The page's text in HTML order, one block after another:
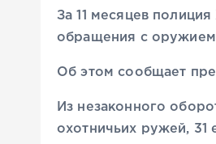
За 11 месяцев
обращения с
Об этом сообщает
Из незаконного
охотничьих ружей, 31